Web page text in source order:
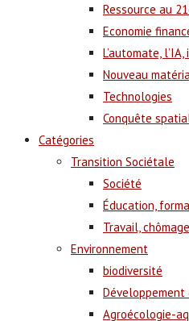
Ressource au
Economie
L’automate,
Nouveau
Technologies
Conquête
Catégories
Transition Sociétale
Société
Éducation,
Travail,
Environnement
biodiversité
Développement
Agroécologie-